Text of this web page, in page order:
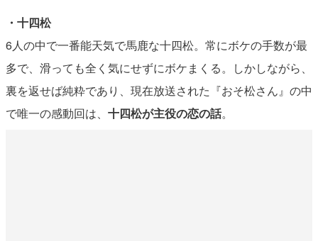
・十四松
6人の中で一番能天気で馬鹿な十四松。常にボケの手数が最
多で、滑っても全く気にせずにボケまくる。しかしながら、
裏を返せば純粋であり、現在放送された『おそ松さん』の中
で唯一の感動回は、 十四松が主役の恋の話。